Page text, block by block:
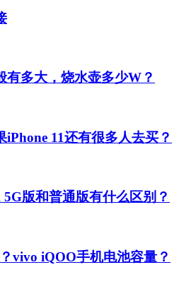
有多大，烧水壶多少W？
iPhone 11还有很多人去买？
版和普通版有什么区别？
vivo iQOO手机电池容量？